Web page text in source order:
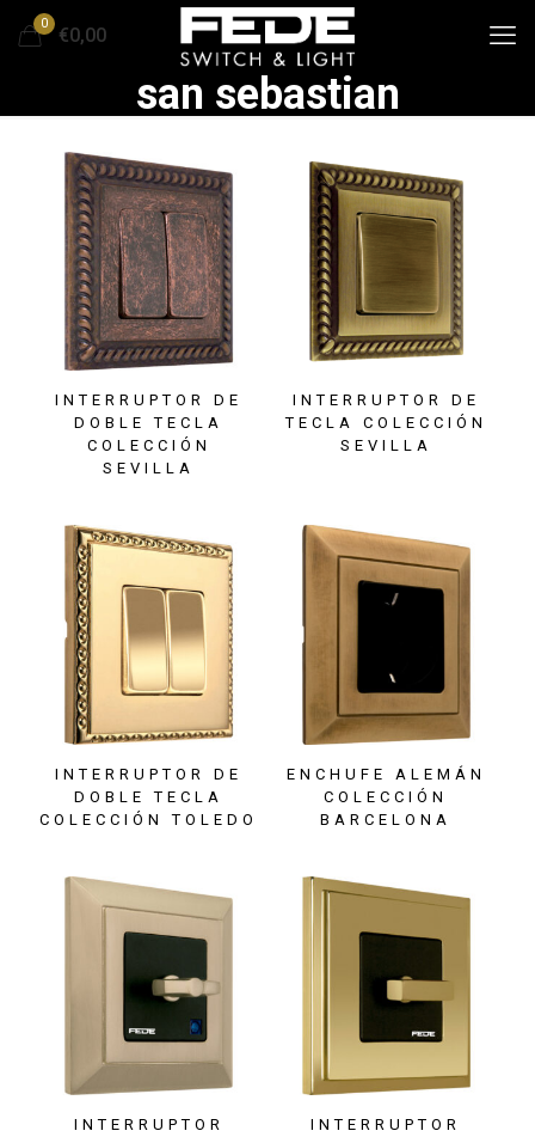
0
€0,00
san sebastian
INTERRUPTOR DE
DOBLE TECLA
COLECCIÓN
SEVILLA
INTERRUPTOR DE
TECLA COLECCIÓN
SEVILLA
INTERRUPTOR DE
DOBLE TECLA
COLECCIÓN TOLEDO
ENCHUFE ALEMÁN
COLECCIÓN
BARCELONA
INTERRUPTOR
INTERRUPTOR